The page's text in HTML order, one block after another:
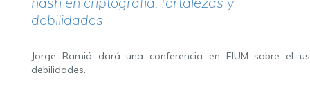
debilidades
Jorge Ramió dará una conferencia en FIUM sobre el
debilidades.